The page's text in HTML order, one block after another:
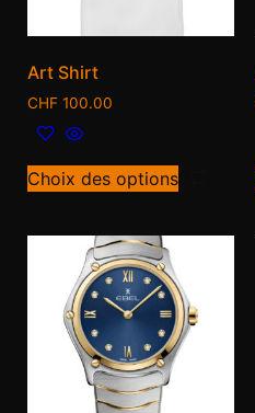
Art Shirt
CHF 100.00
Choix des options